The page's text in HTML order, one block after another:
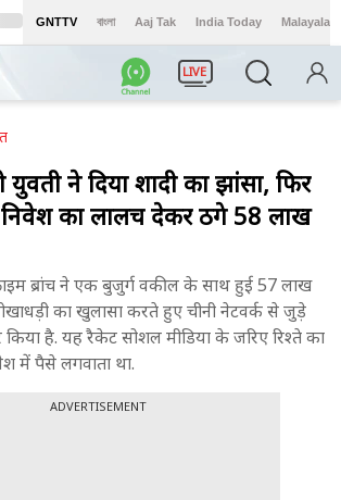
GNTTV বাংলা Aaj Tak India Today Malayalam
LIVE
ने दिया शादी का झांसा, फिर
निवेश का लालच देकर ठगे 58 लाख
ब्रांच ने एक बुजुर्ग वकील के साथ हुई 57 लाख
का खुलासा करते हुए चीनी नेटवर्क से जुड़े
किया है. यह रैकेट सोशल मीडिया के जरिए रिश्ते का
में पैसे लगवाता था.
ADVERTISEMENT